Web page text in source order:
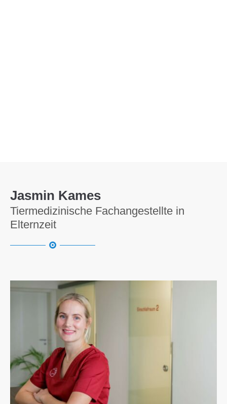
Jasmin Kames
Tiermedizinische Fachangestellte in
Elternzeit